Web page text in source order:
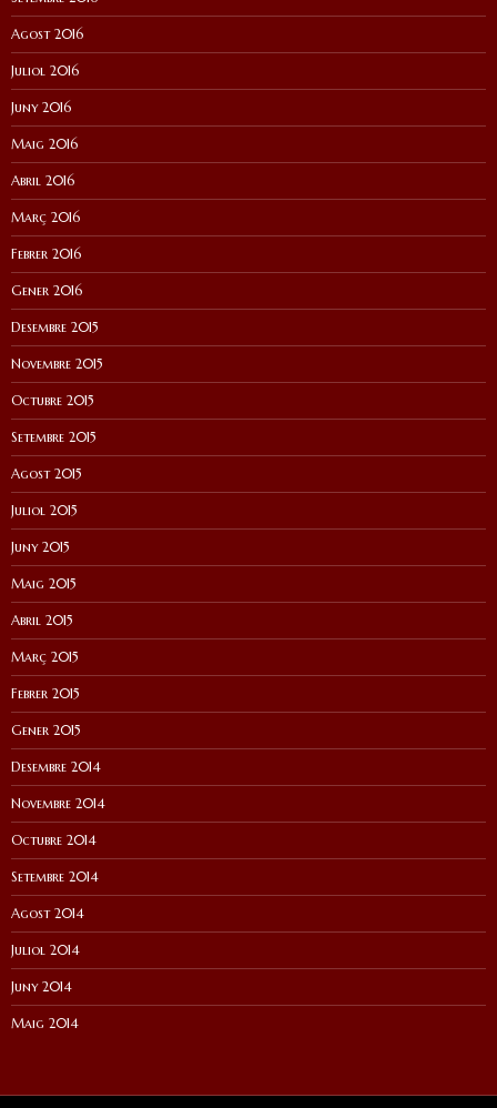
Agost 2016
Juliol 2016
Juny 2016
Maig 2016
Abril 2016
Març 2016
Febrer 2016
Gener 2016
Desembre 2015
Novembre 2015
Octubre 2015
Setembre 2015
Agost 2015
Juliol 2015
Juny 2015
Maig 2015
Abril 2015
Març 2015
Febrer 2015
Gener 2015
Desembre 2014
Novembre 2014
Octubre 2014
Setembre 2014
Agost 2014
Juliol 2014
Juny 2014
Maig 2014